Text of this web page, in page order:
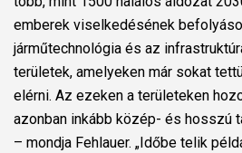
emberek viselkedésének
járműtechnológia és az
területek, amelyeken már sokat
elérni. Az ezeken a területeken
azonban inkább közép- és hosszú
– mondja Fehlauer. „Időbe telik